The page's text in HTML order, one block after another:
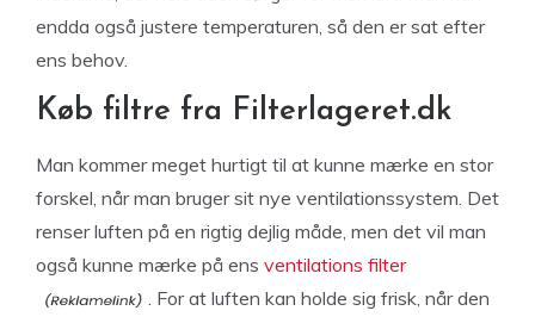
endda også justere temperaturen, så den er sat efter
ens behov.
Køb filtre fra Filterlageret.dk
Man kommer meget hurtigt til at kunne mærke en stor
forskel, når man bruger sit nye ventilationssystem. Det
renser luften på en rigtig dejlig måde, men det vil man
også kunne mærke på ens ventilations filter
. For at luften kan holde sig frisk, når den